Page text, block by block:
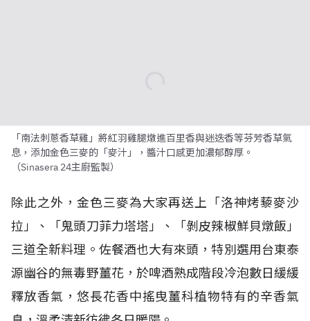
「南法刺蔥香草雞」將紅羽雞腿燉進百里香與迷迭香等芬芳香草氣
息，添加金色三麥的「麥汁」，醬汁口感更加濃郁醇厚。
（Sinasera 24主廚監製）
除此之外，金色三麥為大家再送上「洛神烤藜麥沙
拉」、「鬼頭刀菲力塔塔」、「剝皮辣椒鮮貝燉飯」
三道全新料理。佐餐酒也大有來頭，特別選用台東泰
源幽谷的無毒野薑花，於啤酒熟成階段冷泡數日緩緩
釋放香氣，悠長花香中搖曳薑科植物特有的辛香氣